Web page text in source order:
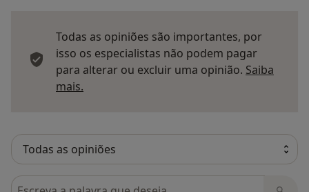
Todas as opiniões são importantes, por
isso os especialistas não podem pagar
para alterar ou excluir uma opinião. Saiba
mais.
Pesquisar em opiniões